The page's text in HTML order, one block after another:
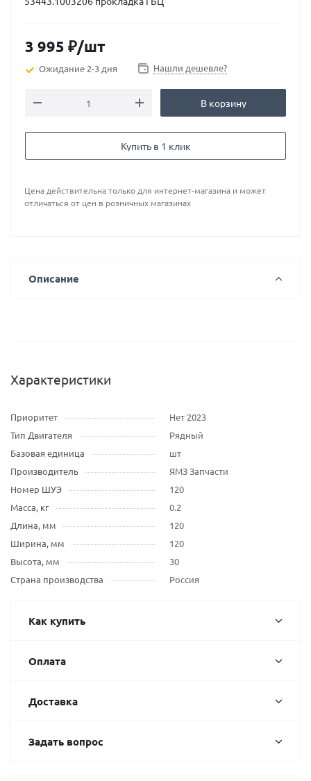
3 995 ₽/шт
Ожидание 2-3 дня Нашли дешевле?
В корзину
Купить в 1 клик
Цена действительна только для интернет-магазина и может
отличаться от цен в розничных магазинах
Описание
Характеристики
Приоритет
Нет 2023
Тип Двигателя
Рядный
Базовая единица
шт
Производитель
ЯМЗ Запчасти
Номер ШУЭ
120
Масса, кг
0.2
Длина, мм
120
Ширина, мм
120
Высота, мм
30
Страна производства
Россия
Как купить
Оплата
Доставка
Задать вопрос